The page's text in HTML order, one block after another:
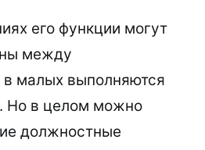
его функции могут
между
в малых выполняются
Но в целом можно
должностные